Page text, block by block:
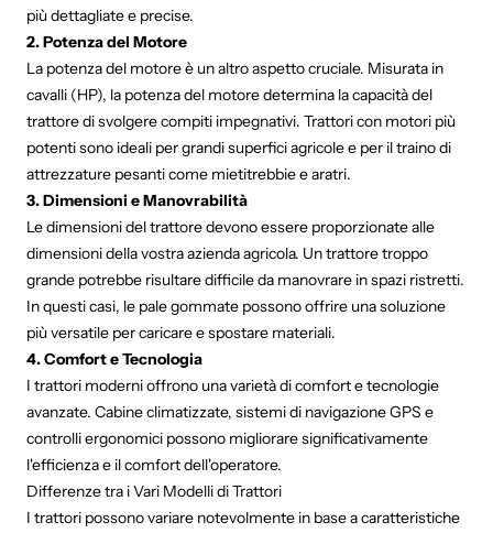
più dettagliate e precise.
2. Potenza del Motore
La potenza del motore è un altro aspetto cruciale. Misurata in
cavalli (HP), la potenza del motore determina la capacità del
trattore di svolgere compiti impegnativi. Trattori con motori più
potenti sono ideali per grandi superfici agricole e per il traino di
attrezzature pesanti come mietitrebbie e aratri.
3. Dimensioni e Manovrabilità
Le dimensioni del trattore devono essere proporzionate alle
dimensioni della vostra azienda agricola. Un trattore troppo
grande potrebbe risultare difficile da manovrare in spazi ristretti.
In questi casi, le pale gommate possono offrire una soluzione
più versatile per caricare e spostare materiali.
4. Comfort e Tecnologia
I trattori moderni offrono una varietà di comfort e tecnologie
avanzate. Cabine climatizzate, sistemi di navigazione GPS e
controlli ergonomici possono migliorare significativamente
l'efficienza e il comfort dell'operatore.
Differenze tra i Vari Modelli di Trattori
I trattori possono variare notevolmente in base a caratteristiche